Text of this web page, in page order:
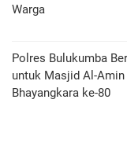
Warga
Polres Bulukumba
untuk Masjid Al-
Bhayangkara ke-80